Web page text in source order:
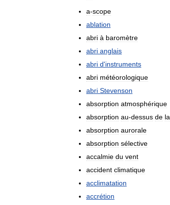
a-scope
ablation
abri à baromètre
abri anglais
abri d'instruments
abri météorologique
abri Stevenson
absorption atmosphérique
absorption au-dessus de la
absorption aurorale
absorption sélective
accalmie du vent
accident climatique
acclimatation
accrétion